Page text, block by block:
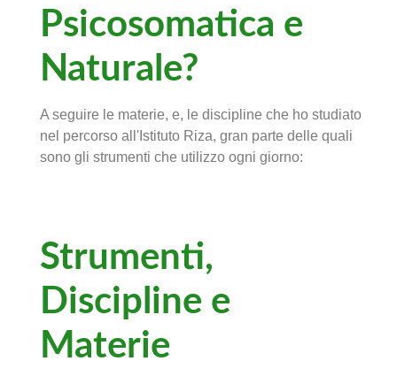
Psicosomatica e
Naturale?
A seguire le materie, e, le discipline che ho studiato
nel percorso all'Istituto Riza, gran parte delle quali
sono gli strumenti che utilizzo ogni giorno:
Strumenti,
Discipline e
Materie